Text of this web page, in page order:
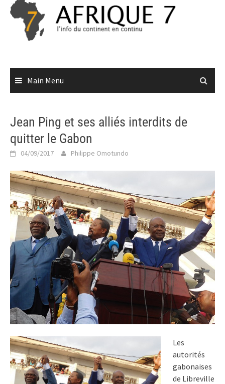
Skip
content
Main Menu
Jean Ping et ses alliés interdits de
quitter le Gabon
04/09/2017 Philippe Omotundo
Les
autorités
gabonaises
de Libreville